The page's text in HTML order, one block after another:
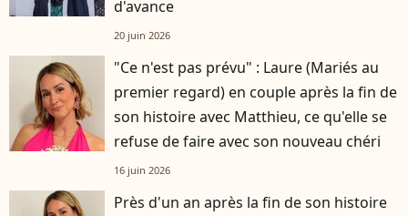
d'avance
20 juin 2026
"Ce n'est pas prévu" : Laure (Mariés au
premier regard) en couple après la fin de
son histoire avec Matthieu, ce qu'elle se
refuse de faire avec son nouveau chéri
16 juin 2026
Près d'un an après la fin de son histoire